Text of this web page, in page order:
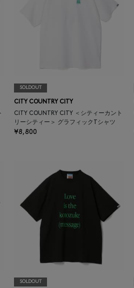
SOLDOUT
CITY COUNTRY CITY
CITY COUNTRY CITY ＜シティーカント
リーシティー＞ グラフィックTシャツ
¥8,800
SOLDOUT